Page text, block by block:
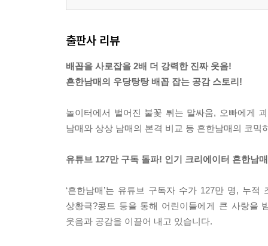
출판사 리뷰
배꼽을 사로잡을 2배 더 강력한 진짜 웃음!
흔한남매의 우당탕탕 배꼽 잡는 공감 스토리!
놀이터에서 벌어진 불꽃 튀는 말싸움, 오빠에게
남매와 상상 남매의 본격 비교 등 흔한남매의 코믹
유튜브 127만 구독 돌파! 인기 크리에이터 흔한남매
‘흔한남매’는 유튜브 구독자 수가 127만 명, 누
상황극?콩트 등을 통해 어린이들에게 큰 사랑을
웃음과 공감을 이끌어 내고 있습니다.